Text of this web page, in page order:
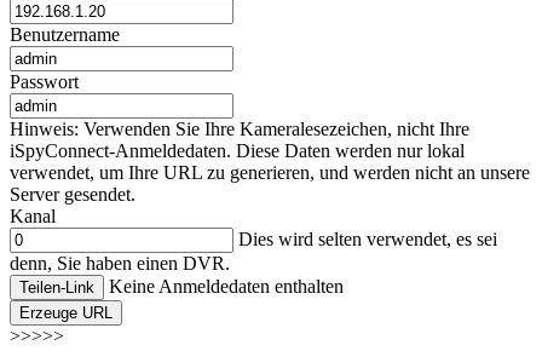
Benutzername
Passwort
Hinweis: Verwenden Sie Ihre Kameralesezeichen, nicht Ihre
iSpyConnect-Anmeldedaten. Diese Daten werden nur lokal
verwendet, um Ihre URL zu generieren, und werden nicht an unsere
Server gesendet.
Kanal
Dies wird selten verwendet, es sei
denn, Sie haben einen DVR.
Teilen-Link Keine Anmeldedaten enthalten
Erzeuge URL
>>>>>